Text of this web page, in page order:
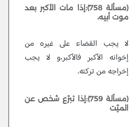
(مسألة 758):إذا مات الأكبر بعد
موت أبيه،
لا يجب القضاء على غيره من
إخوانه الأكبر فالأكبر،و لا يجب
إخراجه من تركته.
(مسألة 759):إذا تبرّع شخص عن
الميّت